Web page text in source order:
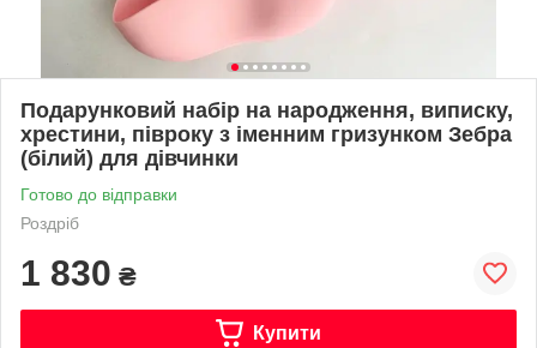
Подарунковий набір на народження, виписку,
хрестини, півроку з іменним гризунком Зебра
(білий) для дівчинки
Готово до відправки
Роздріб
1 830 ₴
Купити